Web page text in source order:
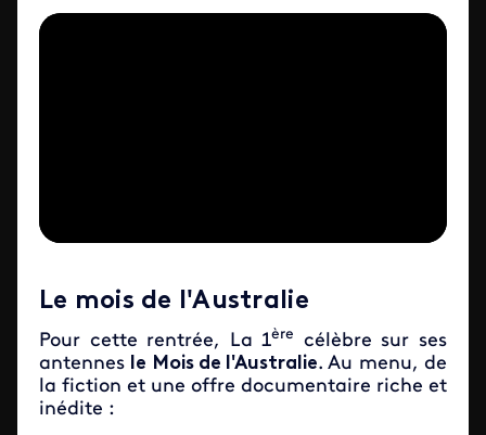
Le mois de l'Australie
Pour cette rentrée, La 1ère
célèbre sur ses
antennes le Mois de l'Australie. Au menu, de
la fiction et une offre documentaire riche et
inédite :